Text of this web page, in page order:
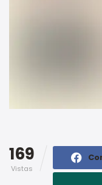
169
Vistas